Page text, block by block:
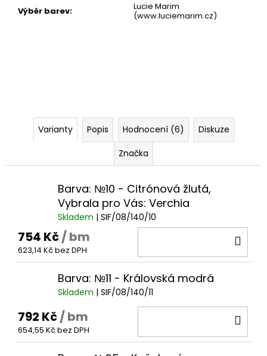
Výběr barev:
Lucie Marim
(www.luciemarim.cz)
Varianty Popis Hodnocení (6)
Diskuze
Značka
Barva: №10 - Citrónová žlutá,
Vybrala pro Vás: Verchia
Skladem | SIF/08/140/10
754 Kč/ bm
623,14 Kč bez DPH
Barva: №11 - Královská modrá
Skladem | SIF/08/140/11
792 Kč/ bm
654,55 Kč bez DPH